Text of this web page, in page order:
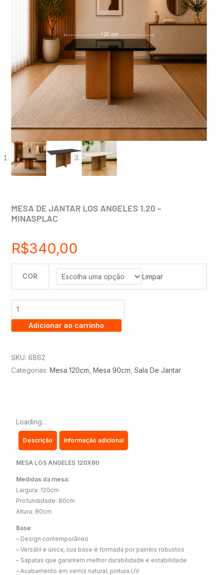
MESA DE JANTAR LOS ANGELES 1.20 –
MINASPLAC
R$340,00
COR Limpar
MESA
DE
JANTAR
LOS
ANGELESAdicionar ao carrinho
SKU: 6862
Categorias: Mesa 120cm Mesa 90cm Sala De Jantar
Loading...
Descrição Informação adicional
MESA LOS ANGELES 120X80
Medidas da mesa:
Largura: 120cm
Profundidade: 80cm
Altura: 80cm
Base:
– Design contemporâneo
– Versátil e única, sua base é formada por painéis robustos
– Sapatas que garantem melhor durabilidade e estabilidade
– Acabamento em verniz natural, pintura UV